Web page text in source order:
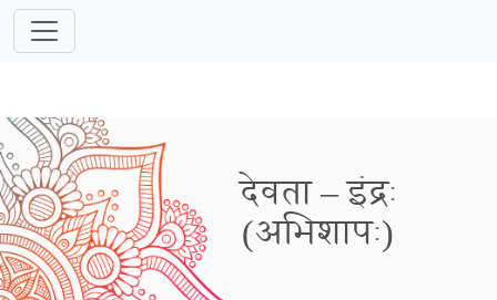
देवता – इंद्रः
(अभिशापः)